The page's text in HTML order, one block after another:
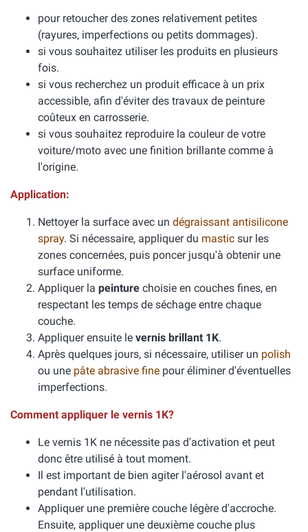
pour retoucher des zones relativement petites
(rayures, imperfections ou petits dommages).
si vous souhaitez utiliser les produits en plusieurs
fois.
si vous recherchez un produit efficace à un prix
accessible, afin d'éviter des travaux de peinture
coûteux en carrosserie.
si vous souhaitez reproduire la couleur de votre
voiture/moto avec une finition brillante comme à
l'origine.
Application:
Nettoyer la surface avec un dégraissant antisilicone
spray. Si nécessaire, appliquer du mastic sur les
zones concernées, puis poncer jusqu'à obtenir une
surface uniforme.
Appliquer la peinture choisie en couches fines, en
respectant les temps de séchage entre chaque
couche.
Appliquer ensuite le vernis brillant 1K.
Après quelques jours, si nécessaire, utiliser un polish
ou une pâte abrasive fine pour éliminer d'éventuelles
imperfections.
Comment appliquer le vernis 1K?
Le vernis 1K ne nécessite pas d'activation et peut
donc être utilisé à tout moment.
Il est important de bien agiter l'aérosol avant et
pendant l'utilisation.
Appliquer une première couche légère d'accroche.
Ensuite, appliquer une deuxième couche plus